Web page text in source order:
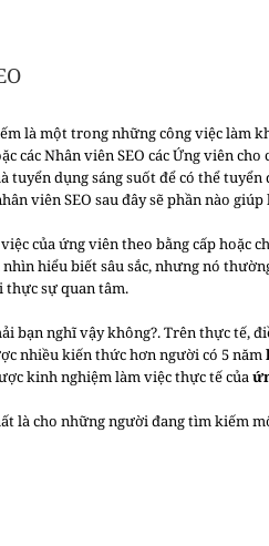
là một trong những công việc làm
các Nhân viên SEO các Ứng viên cho
tuyển dụng sáng suốt để có thể
viên SEO sau đây sẽ phần nào giúp
của ứng viên theo bằng cấp hoặc
hiểu biết sâu sắc, nhưng nó
thực sự quan tâm.
bạn nghĩ vậy không?. Trên thực tế,
nhiều kiến thức hơn người có 5 năm
kinh nghiệm làm việc thực tế của
là cho những người đang tìm kiếm